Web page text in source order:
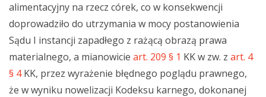
alimentacyjny na rzecz córek, co w konsekwencji
doprowadziło do utrzymania w mocy postanowienia
Sądu I instancji zapadłego z rażącą obrazą prawa
materialnego, a mianowicie art. 209 § 1 KK w zw. z art. 4
§ 4KK, przez wyrażenie błędnego poglądu prawnego,
że w wyniku nowelizacji Kodeksu karnego, dokonanej